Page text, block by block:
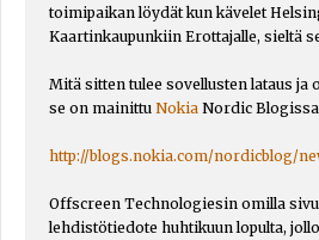
toimipaikan löydät kun kävelet
Kaartinkaupunkiin Erottajalle, sieltä
Mitä sitten tulee sovellusten lataus
se on mainittu Nokia Nordic
http://blogs.nokia.com/nordicblog/
Offscreen Technologiesin omilla
lehdistötiedote huhtikuun lopulta,